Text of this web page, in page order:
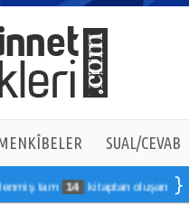
SUAL/CEVAB
tam 14 kitaptan oluşan seti